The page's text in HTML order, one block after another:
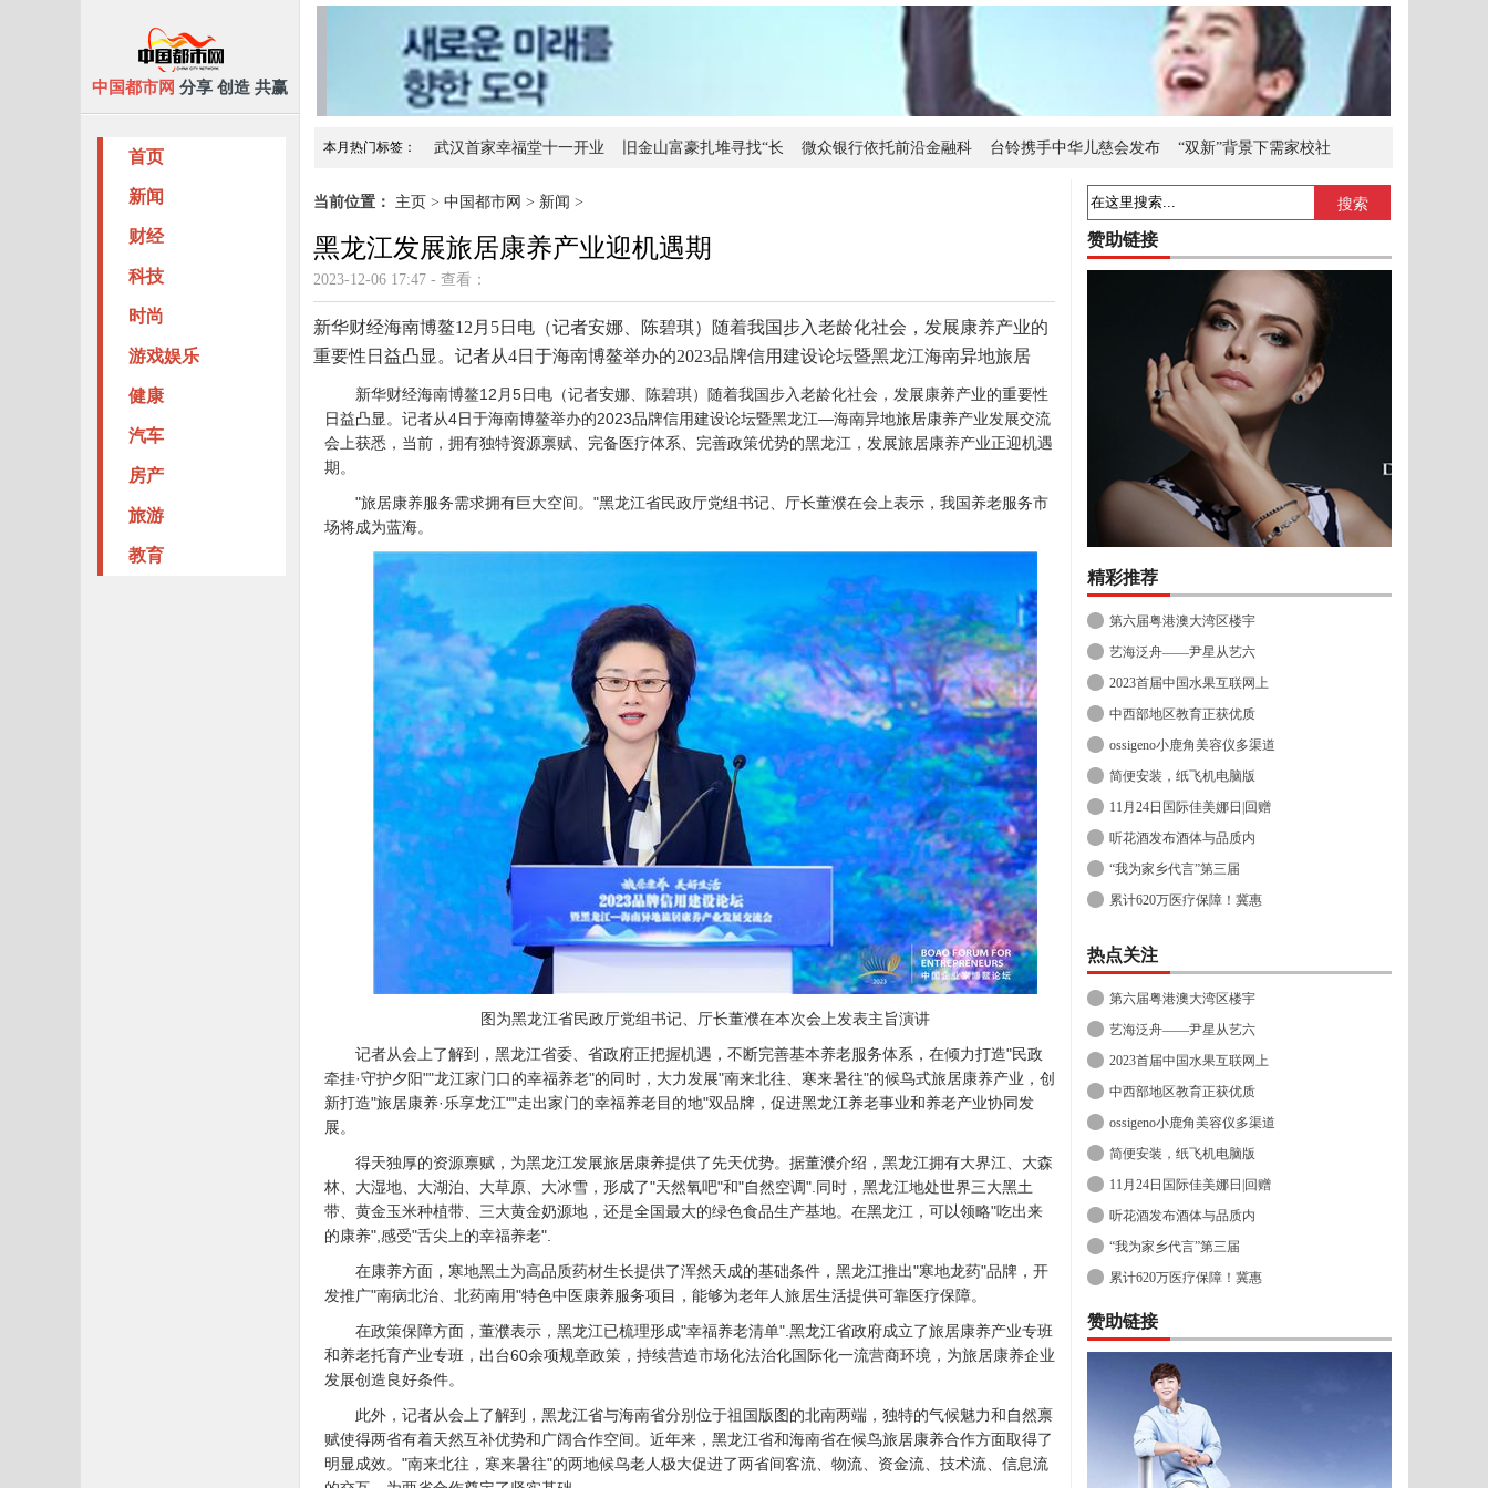
中国都市网 分享 创造 共赢
首页
新闻
财经
科技
时尚
游戏娱乐
健康
汽车
房产
旅游
教育
本月热门标签： 武汉首家幸福堂十一开业 旧金山富豪扎堆寻找“长 微众银行依托前沿金融科 台铃携手中华儿慈会发布 “双新”背景下需家校社
抢到即赚到!VCC即将上线
当前位置：
主页 > 中国都市网 > 新闻 >
黑龙江发展旅居康养产业迎机遇期
2023-12-06 17:47 - 查看：
新华财经海南博鳌12月5日电（记者安娜、陈碧琪）随着我国步入老龄化社会，发展康养产业的
重要性日益凸显。记者从4日于海南博鳌举办的2023品牌信用建设论坛暨黑龙江海南异地旅居
新华财经海南博鳌12月5日电（记者安娜、陈碧琪）随着我国步入老龄化社会，发展康养产业的重要性
日益凸显。记者从4日于海南博鳌举办的2023品牌信用建设论坛暨黑龙江—海南异地旅居康养产业发展交流
会上获悉，当前，拥有独特资源禀赋、完备医疗体系、完善政策优势的黑龙江，发展旅居康养产业正迎机遇
期。
"旅居康养服务需求拥有巨大空间。"黑龙江省民政厅党组书记、厅长董濮在会上表示，我国养老服务市
场将成为蓝海。
图为黑龙江省民政厅党组书记、厅长董濮在本次会上发表主旨演讲
记者从会上了解到，黑龙江省委、省政府正把握机遇，不断完善基本养老服务体系，在倾力打造"民政
牵挂·守护夕阳""龙江家门口的幸福养老"的同时，大力发展"南来北往、寒来暑往"的候鸟式旅居康养产业，创
新打造"旅居康养·乐享龙江""走出家门的幸福养老目的地"双品牌，促进黑龙江养老事业和养老产业协同发
展。
得天独厚的资源禀赋，为黑龙江发展旅居康养提供了先天优势。据董濮介绍，黑龙江拥有大界江、大森
林、大湿地、大湖泊、大草原、大冰雪，形成了"天然氧吧"和"自然空调".同时，黑龙江地处世界三大黑土
带、黄金玉米种植带、三大黄金奶源地，还是全国最大的绿色食品生产基地。在黑龙江，可以领略"吃出来
的康养",感受"舌尖上的幸福养老".
在康养方面，寒地黑土为高品质药材生长提供了浑然天成的基础条件，黑龙江推出"寒地龙药"品牌，开
发推广"南病北治、北药南用"特色中医康养服务项目，能够为老年人旅居生活提供可靠医疗保障。
在政策保障方面，董濮表示，黑龙江已梳理形成"幸福养老清单".黑龙江省政府成立了旅居康养产业专班
和养老托育产业专班，出台60余项规章政策，持续营造市场化法治化国际化一流营商环境，为旅居康养企业
发展创造良好条件。
此外，记者从会上了解到，黑龙江省与海南省分别位于祖国版图的北南两端，独特的气候魅力和自然禀
赋使得两省有着天然互补优势和广阔合作空间。近年来，黑龙江省和海南省在候鸟旅居康养合作方面取得了
明显成效。"南来北往，寒来暑往"的两地候鸟老人极大促进了两省间客流、物流、资金流、技术流、信息流
搜索
赞助链接
精彩推荐
第六届粤港澳大湾区楼宇
艺海泛舟——尹星从艺六
2023首届中国水果互联网上
中西部地区教育正获优质
ossigeno小鹿角美容仪多渠道
简便安装，纸飞机电脑版
11月24日国际佳美娜日|回赠
听花酒发布酒体与品质内
“我为家乡代言”第三届
累计620万医疗保障！冀惠
热点关注
第六届粤港澳大湾区楼宇
艺海泛舟——尹星从艺六
2023首届中国水果互联网上
中西部地区教育正获优质
ossigeno小鹿角美容仪多渠道
简便安装，纸飞机电脑版
11月24日国际佳美娜日|回赠
听花酒发布酒体与品质内
“我为家乡代言”第三届
累计620万医疗保障！冀惠
赞助链接